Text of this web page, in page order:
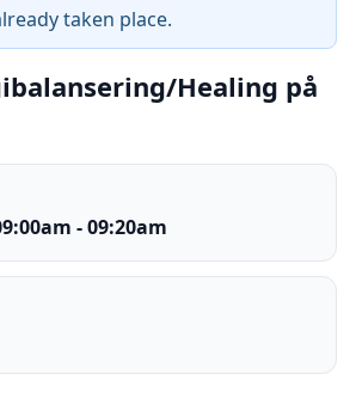
taken place.
Healing på
- 09:20am